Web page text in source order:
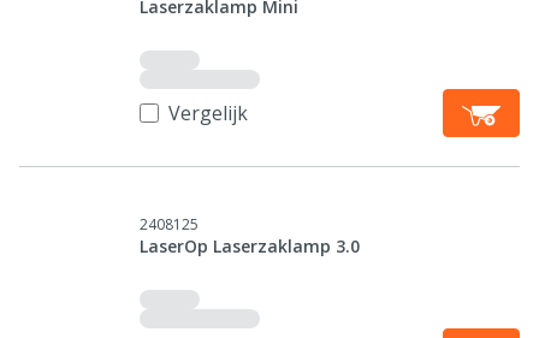
Laserzaklamp Mini
Vergelijk
2408125
LaserOp Laserzaklamp 3.0